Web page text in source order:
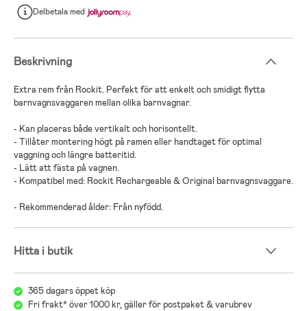
Delbetalamed
Beskrivning
Extra rem från Rockit. Perfekt för att enkelt och smidigt flytta
barnvagnsvaggaren mellan olika barnvagnar.
- Kan placeras både vertikalt och horisontellt.
- Tillåter montering högt på ramen eller handtaget för optimal
vaggning och längre batteritid.
- Lätt att fästa på vagnen.
- Kompatibel med: Rockit Rechargeable & Original barnvagnsvaggare.
- Rekommenderad ålder: Från nyfödd.
Hitta i butik
365 dagars öppet köp
Fri frakt* över 1000 kr, gäller för postpaket & varubrev